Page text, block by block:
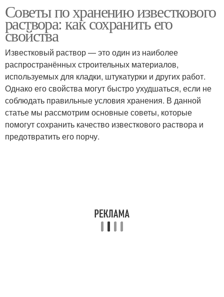
Условия для хранения
Советы по хранению известкового
раствора: как сохранить его
свойства
Известковый раствор — это один из наиболее
распространённых строительных материалов,
используемых для кладки, штукатурки и других работ.
Однако его свойства могут быстро ухудшаться, если не
соблюдать правильные условия хранения. В данной
статье мы рассмотрим основные советы, которые
помогут сохранить качество известкового раствора и
предотвратить его порчу.